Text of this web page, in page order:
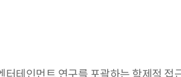
테인먼트 연구를 포괄하는 학제적 접